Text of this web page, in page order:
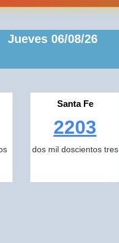
06/08/26
Santa Fe
2203
dos mil doscientos tres